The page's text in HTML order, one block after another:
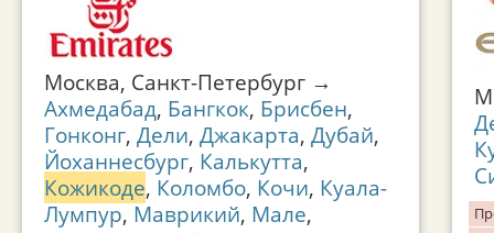
Москва, Санкт-Петербург →
Ахмедабад, Бангкок, Брисбен,
Гонконг, Дели, Джакарта, Дубай,
Йоханнесбург, Калькутта,
Кожикоде, Коломбо, Кочи, Куала-
Лумпур, Маврикий, Мале,